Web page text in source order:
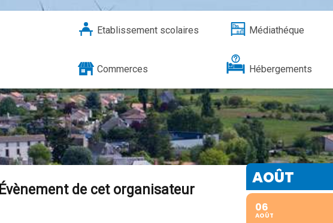
Etablissement scolaires Médiathéque
Commerces Hébergements
Évènement de cet organisateur
AOÛT
06
AOÛT